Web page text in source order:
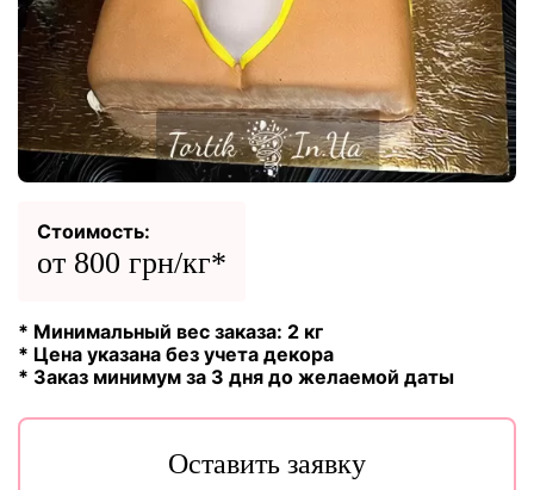
Стоимость:
от 800 грн/кг*
* Минимальный вес заказа: 2 кг
* Цена указана без учета декора
* Заказ минимум за 3 дня до желаемой даты
Оставить заявку